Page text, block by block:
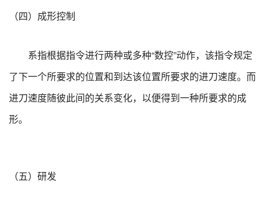
（四）成形控制
系指根据指令进行两种或多种“数控”动作，该指令规定
了下一个所要求的位置和到达该位置所要求的进刀速度。而
进刀速度随彼此间的关系变化，以便得到一种所要求的成
形。
（五）研发